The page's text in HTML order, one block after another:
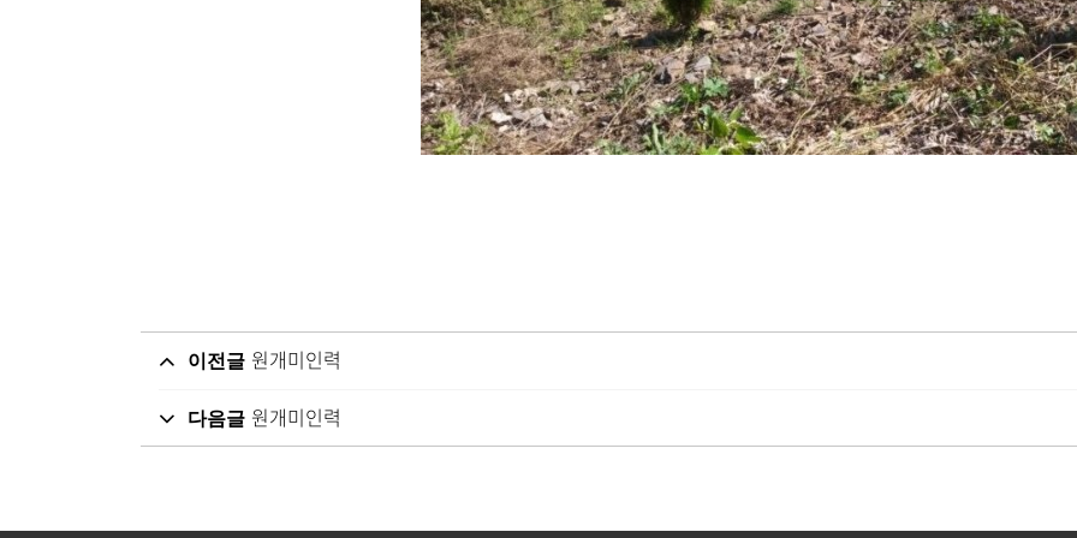
이전글 원개미인력
다음글 원개미인력